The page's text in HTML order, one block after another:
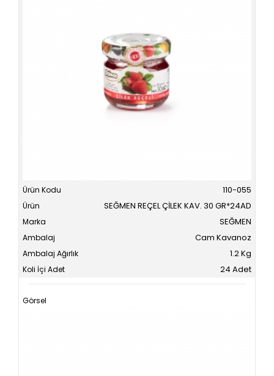
110-055
SEĞMEN REÇEL ÇİLEK KAV. 30 GR*24AD
SEĞMEN
Cam Kavanoz
1.2 Kg
24 Adet